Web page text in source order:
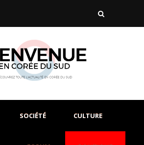
SOCIÉTÉ CULTURE